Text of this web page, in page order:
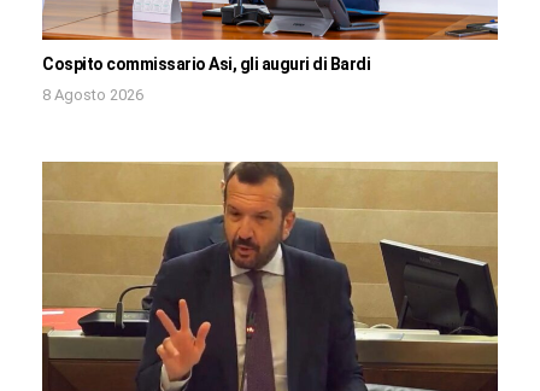
Cospito commissario Asi, gli auguri di Bardi
8 Agosto 2026